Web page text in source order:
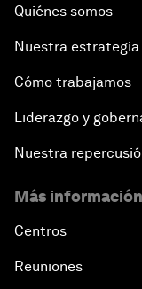
Quiénes somos
Nuestra estrategia
Cómo trabajamos
Liderazgo y
Nuestra
Más
Centros
Reuniones